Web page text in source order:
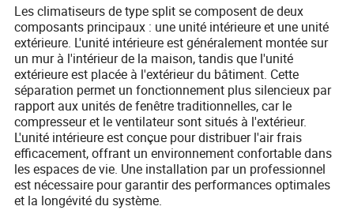
Les climatiseurs de type split se composent de deux
composants principaux : une unité intérieure et une unité
extérieure. L'unité intérieure est généralement montée sur
un mur à l'intérieur de la maison, tandis que l'unité
extérieure est placée à l'extérieur du bâtiment. Cette
séparation permet un fonctionnement plus silencieux par
rapport aux unités de fenêtre traditionnelles, car le
compresseur et le ventilateur sont situés à l'extérieur.
L'unité intérieure est conçue pour distribuer l'air frais
efficacement, offrant un environnement confortable dans
les espaces de vie. Une installation par un professionnel
est nécessaire pour garantir des performances optimales
et la longévité du système.